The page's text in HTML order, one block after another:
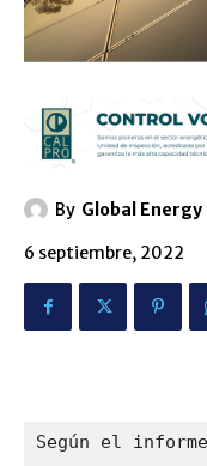
By Global Energy
6 septiembre, 2022
Según el